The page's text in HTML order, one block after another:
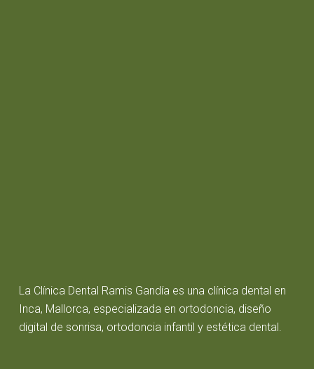
La Clínica Dental Ramis Gandía es una clínica dental en
Inca, Mallorca, especializada en ortodoncia, diseño
digital de sonrisa, ortodoncia infantil y estética dental.